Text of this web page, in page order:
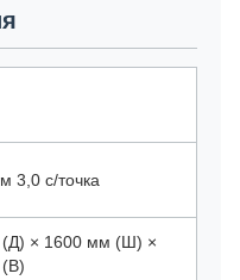
3,0 с/точка
× 1600 мм (Ш) ×